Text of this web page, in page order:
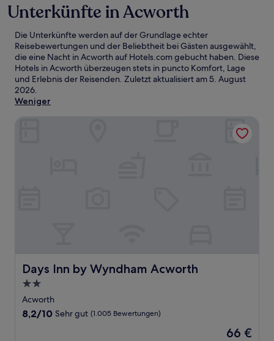
Unterkünfte in Acworth
Die Unterkünfte werden auf der Grundlage echter
Reisebewertungen und der Beliebtheit bei Gästen ausgewählt,
die eine Nacht in Acworth auf Hotels.com gebucht haben. Diese
Hotels in Acworth überzeugen stets in puncto Komfort, Lage
und Erlebnis der Reisenden. Zuletzt aktualisiert am5. August
2026.
Weniger
Days Inn by Wyndham Acworth
Days Inn by Wyndham Acworth
2.0-
Sterne-
Unterkunft
Acworth
8.2
8,2/10 Sehr gut (1.005 Bewertungen)
Der
66 €